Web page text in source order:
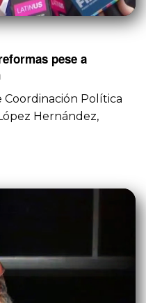
pese a
Política
Hernández,